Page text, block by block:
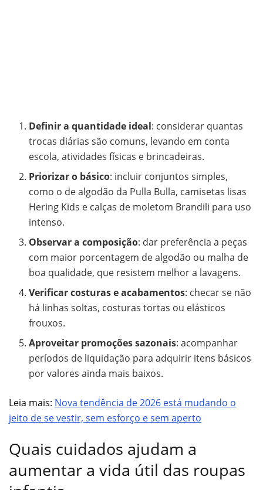
Definir a quantidade ideal: considerar quantas
trocas diárias são comuns, levando em conta
escola, atividades físicas e brincadeiras.
Priorizar o básico: incluir conjuntos simples,
como o de algodão da Pulla Bulla, camisetas lisas
Hering Kids e calças de moletom Brandili para uso
intenso.
Observar a composição: dar preferência a peças
com maior porcentagem de algodão ou malha de
boa qualidade, que resistem melhor a lavagens.
Verificar costuras e acabamentos: checar se não
há linhas soltas, costuras tortas ou elásticos
frouxos.
Aproveitar promoções sazonais: acompanhar
períodos de liquidação para adquirir itens básicos
por valores ainda mais baixos.
Leia mais: Nova tendência de 2026 está mudando o
jeito de se vestir, sem esforço e sem aperto
Quais cuidados ajudam a
aumentar a vida útil das roupas